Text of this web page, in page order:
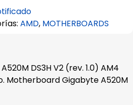
AMD, MOTHERBOARDS
DS3H V2 (rev. 1.0) AM4
Motherboard Gigabyte A520M